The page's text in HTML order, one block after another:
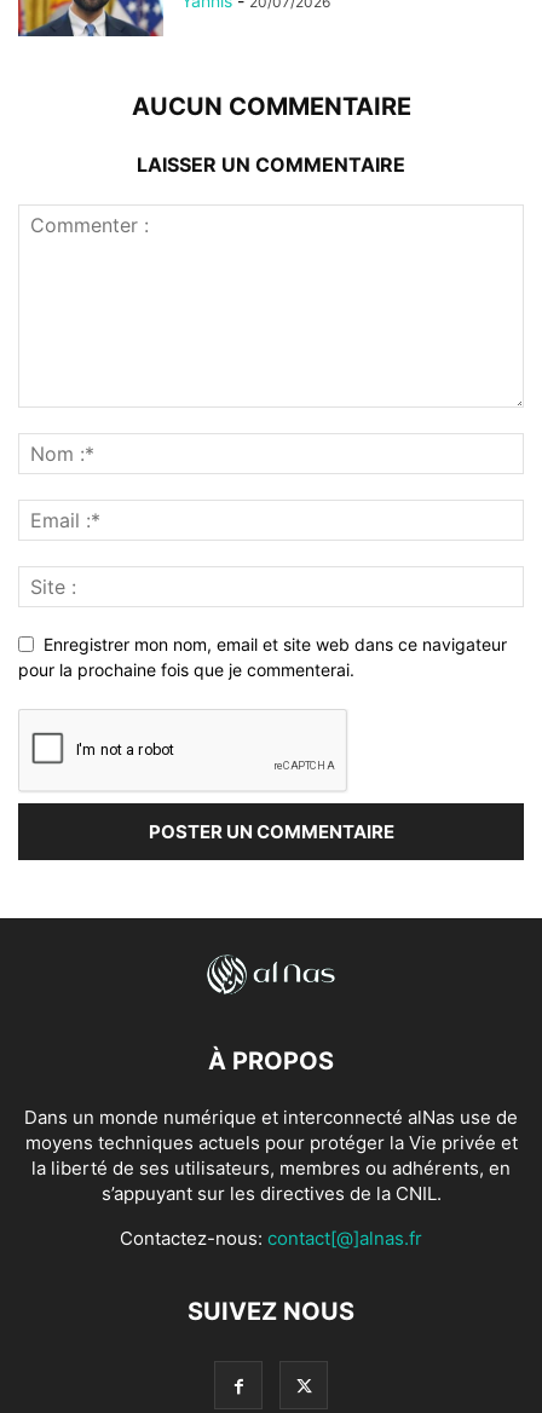
AUCUN COMMENTAIRE
LAISSER UN COMMENTAIRE
Enregistrer mon nom, email et site web dans ce navigateur
pour la prochaine fois que je commenterai.
À PROPOS
Dans un monde numérique et interconnecté alNas use de
moyens techniques actuels pour protéger la Vie privée et
la liberté de ses utilisateurs, membres ou adhérents, en
s’appuyant sur les directives de la CNIL.
Contactez-nous: contact[@]alnas.fr
SUIVEZ NOUS